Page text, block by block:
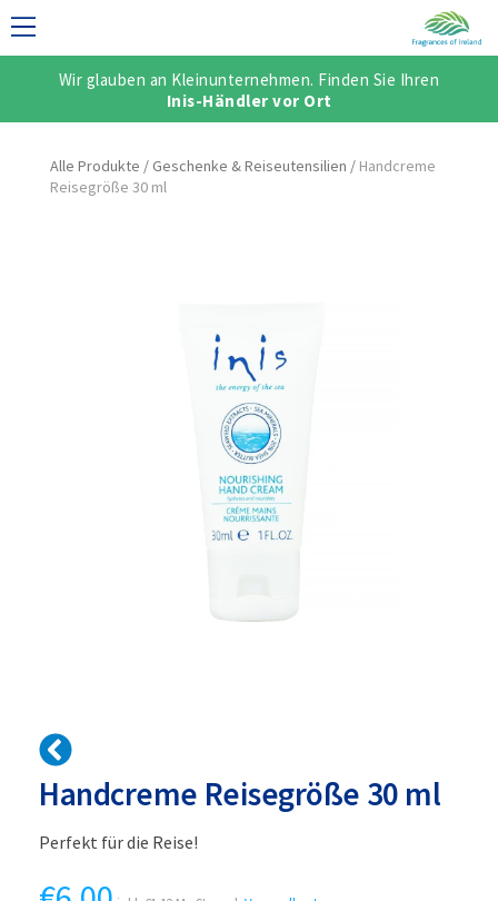
Wir glauben an Kleinunternehmen. Finden Sie Ihren
Inis-Händler vor Ort
KOLLEKTION
Alle Produkte / Geschenke & Reiseutensilien / Handcreme
Reisegröße 30 ml
Handcreme Reisegröße 30 ml
Perfekt für die Reise!